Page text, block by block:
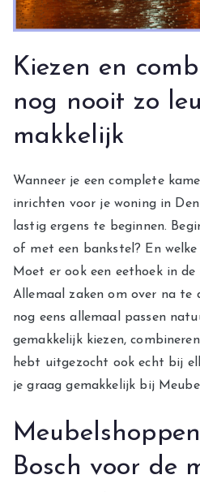
Kiezen en
nog nooit zo
makkelijk
Wanneer je een complete
inrichten voor je woning in
lastig ergens te beginnen.
of met een bankstel? En
Moet er ook een eethoek in de
Allemaal zaken om over na te
nog eens allemaal passen
gemakkelijk kiezen,
hebt uitgezocht ook echt bij
je graag gemakkelijk bij
Bosch voor de